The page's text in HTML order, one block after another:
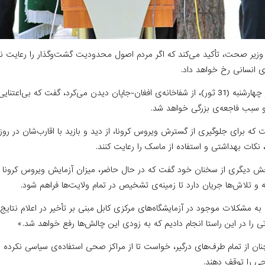
وزیر صحت، تأکید می‌کند که اگر مردم اصول محدودیت گشت‌وگذار را رعایت
انسانی رخ خواهد داد.
آقای فیروز که روز چهارشنبه (31 ثور)، از شفاخانه‌ی افغان-جاپان دیدن می‌کرد، گفت که
و سبب فاجعه‌ی بزرگی خواهد شد.
که برای جلوگیری از گسترش ویروس کرونا، از دید و بازید با اقارب‌شان در
بهداشتی و استفاده از ماسک را رعایت کنند.
دیگری از سخنان خود گفت که در حال حاضر، میزان آزمایش ویروس کرونا
و تلاش‌ها جریان دارد تا زمینه‌ی تشخیص در تمام ولایت‌ها فراهم شود.
به مشکلات موجود در آزمایشگاه‌های مرکزی کابل مبنی بر تأخیر در اعلام
را در این راستا انجام دادیم که به زودی این چالش‌ها رفع خواهد شد.»
از تمام طرف‌های درگیر، خواست تا از مراکز صحی استفاده‌ی سیاسی
را توقف دهند.